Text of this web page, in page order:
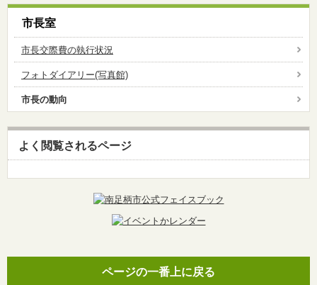
市長室
市長交際費の執行状況
フォトダイアリー(写真館)
市長の動向
よく閲覧されるページ
ページの一番上に戻る